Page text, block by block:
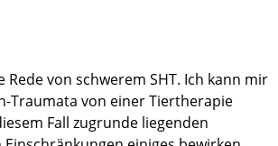
von schwerem SHT. Ich kann mir
Traumata von einer Tiertherapie
Fall zugrunde liegenden